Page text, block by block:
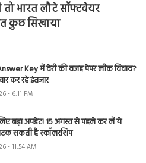
भारत लौटे सॉफ्टवेयर
कुछ सिखाया
Key में देरी की वजह पेपर लीक विवाद?
कर रहे इंतजार
- 6:11 PM
लिए बड़ा अपडेट! 15 अगस्त से पहले कर लें ये
सकती है स्कॉलरशिप
- 11:54 AM